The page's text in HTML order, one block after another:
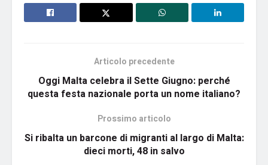
Articolo precedente
Oggi Malta celebra il Sette Giugno: perché
questa festa nazionale porta un nome italiano?
Prossimo articolo
Si ribalta un barcone di migranti al largo di Malta:
dieci morti, 48 in salvo